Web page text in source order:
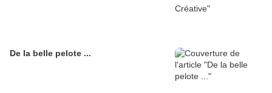
De la belle pelote ...